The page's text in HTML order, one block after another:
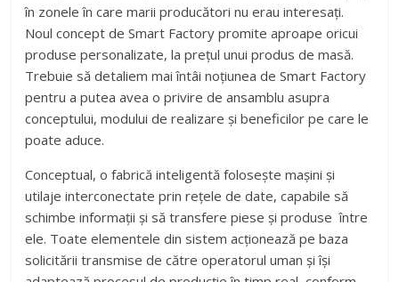
în zonele în care marii producători nu erau interesați.
Noul concept de Smart Factory promite aproape oricui
produse personalizate, la preţul unui produs de masă.
Trebuie să detaliem mai întâi noţiunea de Smart Factory
pentru a putea avea o privire de ansamblu asupra
conceptului, modului de realizare şi beneficilor pe care le
poate aduce.
Conceptual, o fabrică inteligentă foloseşte maşini şi
utilaje interconectate prin reţele de date, capabile să
schimbe informaţii şi să transfere piese și produse între
ele. Toate elementele din sistem acţionează pe baza
solicitării transmise de către operatorul uman şi îşi